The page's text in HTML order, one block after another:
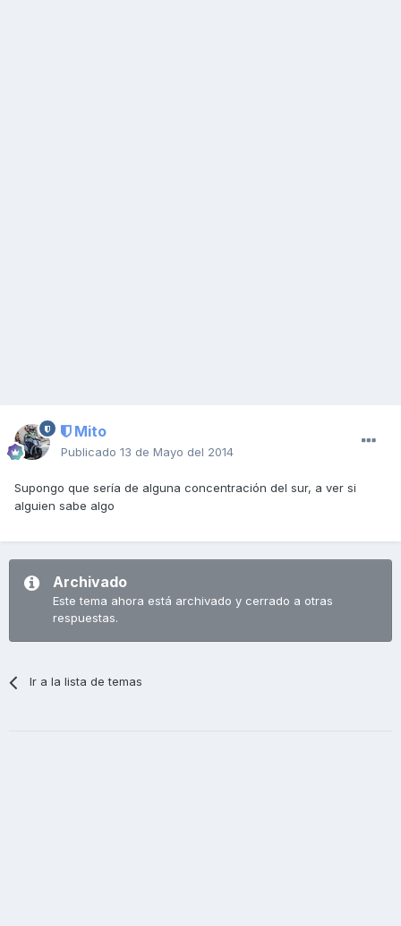
Mito
Publicado 13 de Mayo del 2014
Supongo que sería de alguna concentración del sur, a ver si
alguien sabe algo
Archivado
Este tema ahora está archivado y cerrado a otras
respuestas.
Ir a la lista de temas